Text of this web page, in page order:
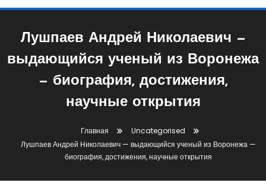
Лушпаев Андрей Николаевич —
выдающийся ученый из Воронежа
— биография, достижения,
научные открытия
Главная
Uncategorised
Лушпаев Андрей Николаевич — выдающийся ученый из Воронежа —
биография, достижения, научные открытия